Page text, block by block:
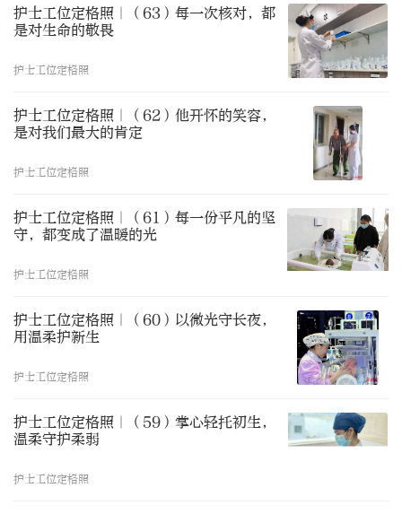
护士工位定格照｜（63）每一次核对，都
是对生命的敬畏
护士工位定格照
护士工位定格照｜（62）他开怀的笑容，
是对我们最大的肯定
护士工位定格照
护士工位定格照｜（61）每一份平凡的坚
守，都变成了温暖的光
护士工位定格照
护士工位定格照｜（60）以微光守长夜，
用温柔护新生
护士工位定格照
护士工位定格照｜（59）掌心轻托初生，
温柔守护柔弱
护士工位定格照